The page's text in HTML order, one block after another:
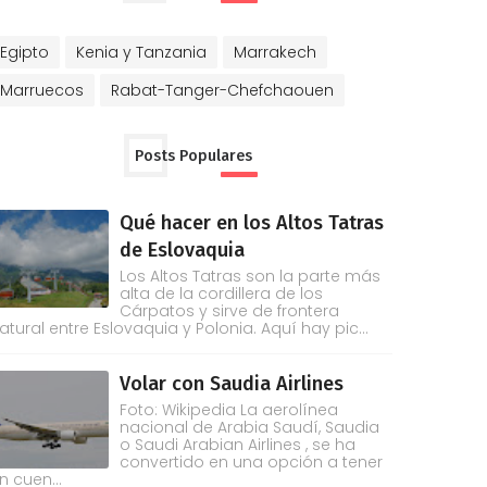
Egipto Kenia y Tanzania
Marrakech
Marruecos
Rabat-Tanger-Chefchaouen
Posts Populares
Qué hacer en los Altos Tatras
de Eslovaquia
Los Altos Tatras son la parte más
alta de la cordillera de los
Cárpatos y sirve de frontera
entre Eslovaquia y Polonia. Aquí hay pic...
Volar con Saudia Airlines
Foto: Wikipedia La aerolínea
nacional de Arabia Saudí, Saudia
o Saudi Arabian Airlines , se ha
convertido en una opción a tener
cuen...